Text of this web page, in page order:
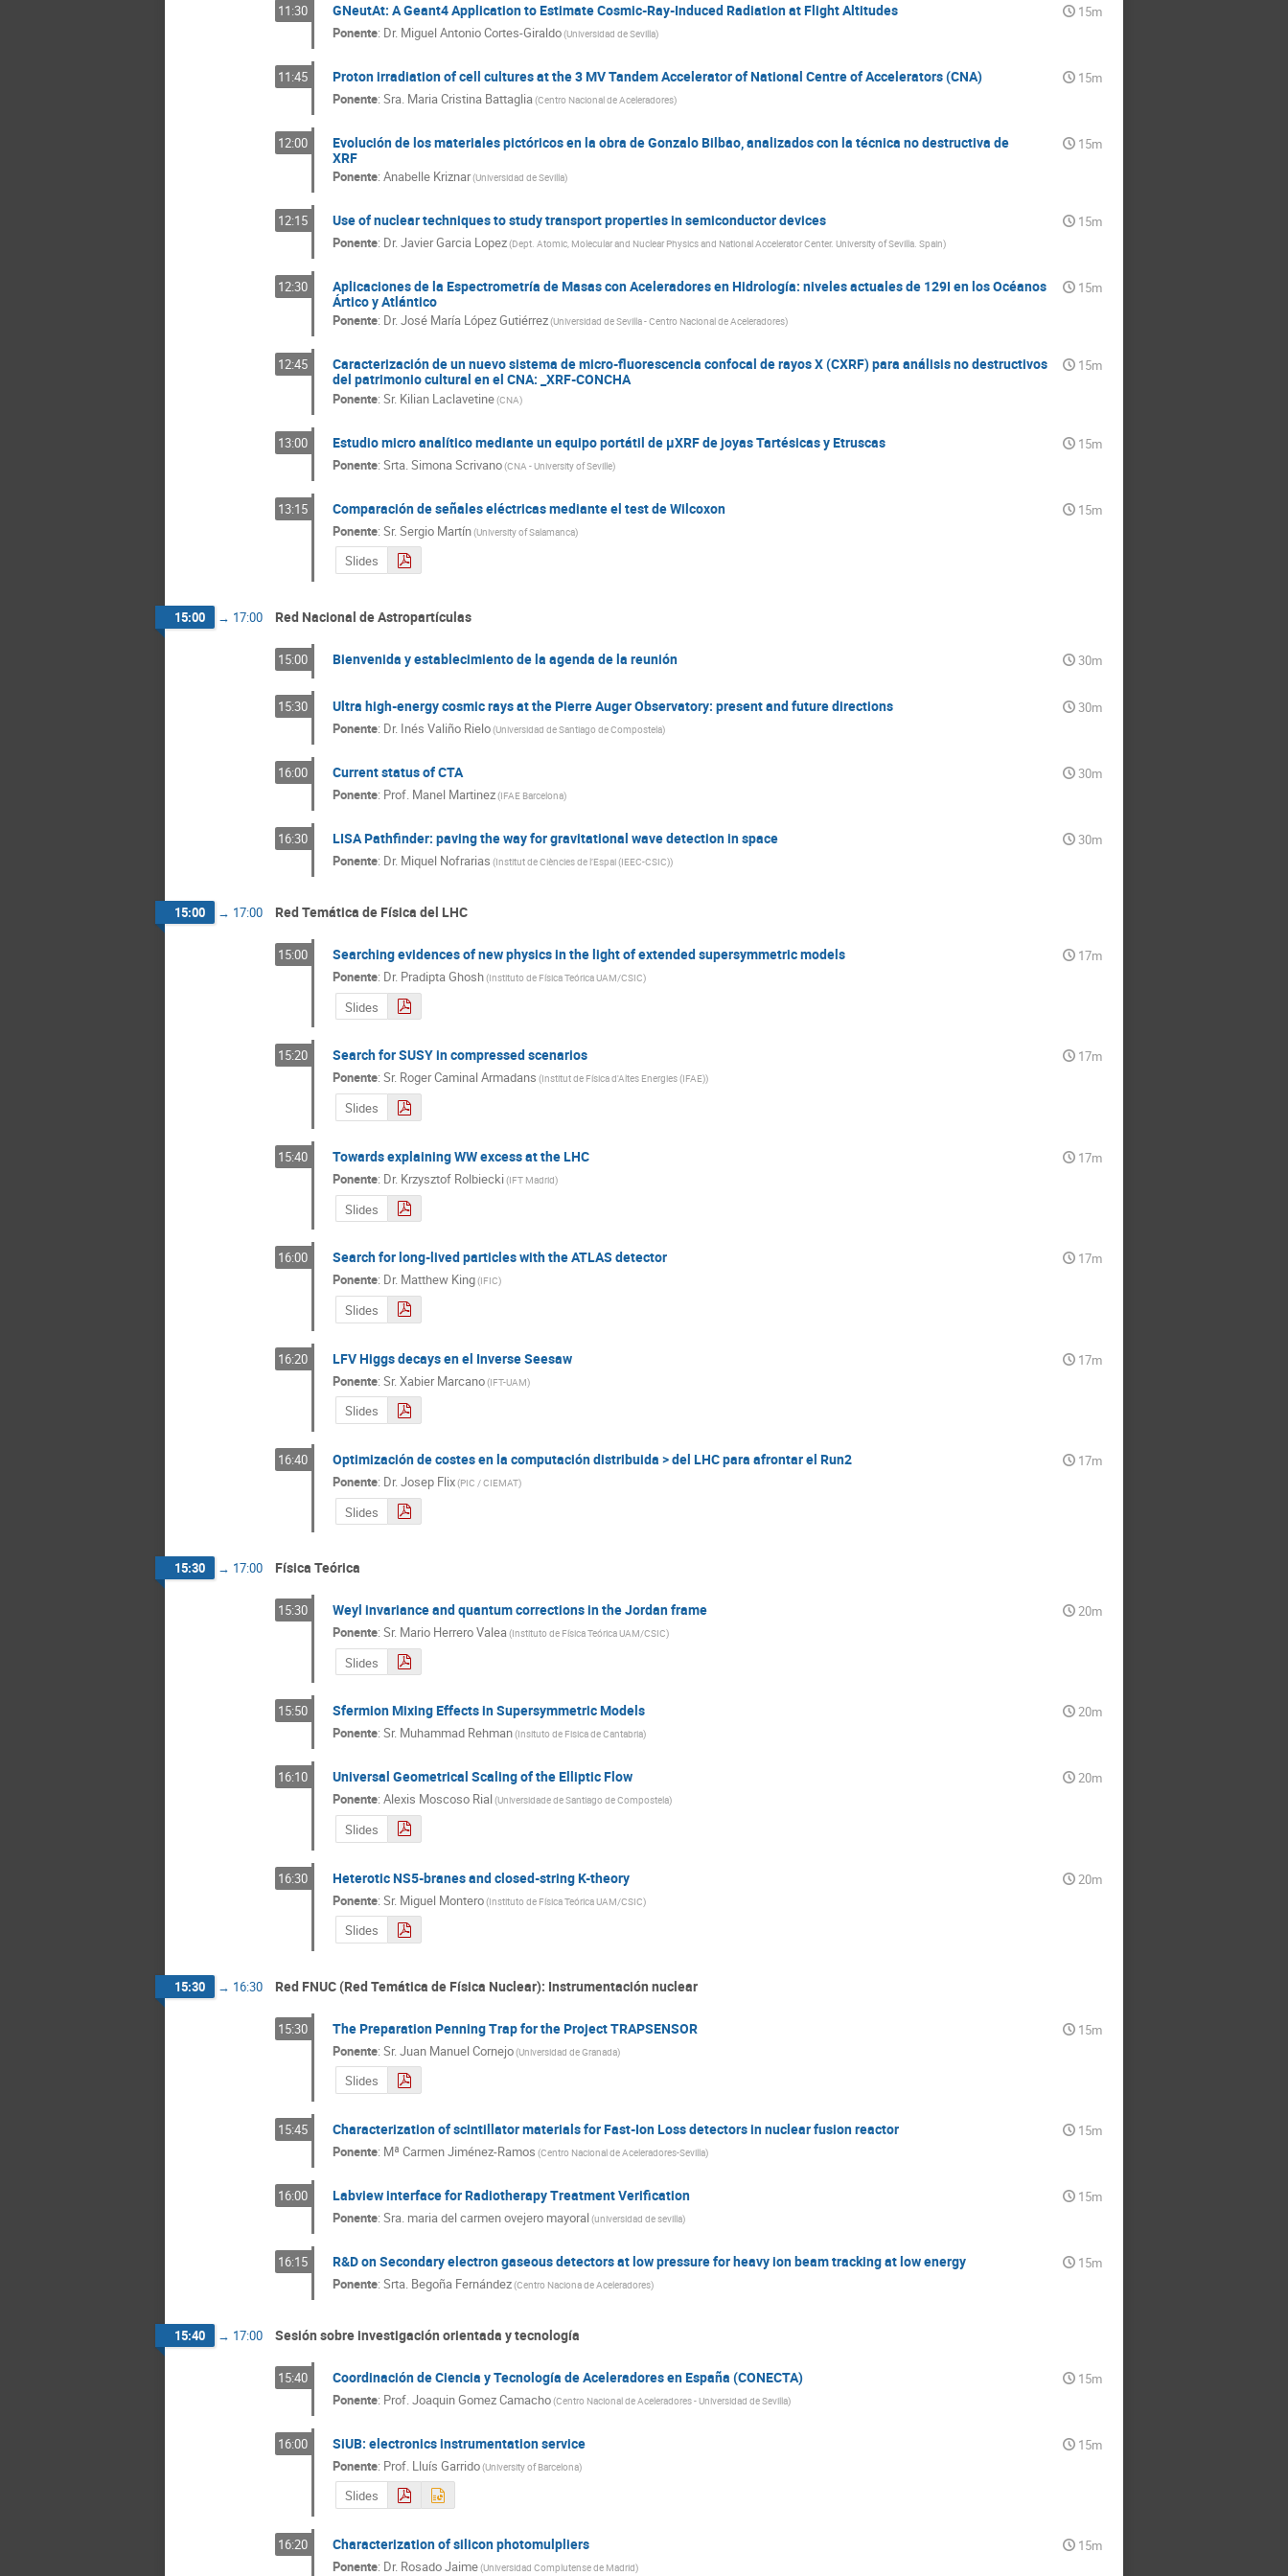
Juan Antonio Fuster Verdu
Juan Ignacio Peruchena Juan Jose Hernandez-Rey
Juan Jose Sanz-Cillero
Juan Manuel Cornejo
Juande Zornoza Justo Martin-Albo
Manel Martinez
Manoel R. Moldes Manuel AGUILAR Manuel Asorey Manuel Garcia-Munoz
Manuel Masip
Manuel Vilches
Manuela Rodriguez-Gallardo MARCOS CERRADA
Marisa Hernando
Marta Anguiano Marta Sabate Gilarte María Isabel Gallardo Fuentes
María José Gracia Vidal
Matthew King
Miguel Ángel Respaldiza
Mikael Rodríguez Chala
Pablo Fernández de Salas
Pablo Jimenez Bonilla Pablo Ortiz Patricia Fernández Martínez
Pedro Ruiz-Femenia
Pradipta Ghosh Pérez Fernández Pedro Rafael Cerezo
Rafael Delgado López
Roger Jose Hernandez Pinto
Salvador Hidalgo Salvatore Bruschetta
Santiago Folgueras
Santiago Gonzalez de la Hoz
Sebastián Pedraza Lopez Sergio Fernandez
Victor Martin Lozano
Virginia Greco Xabier Marcano Xumeu Planells Noguera Youri Koubychine
11:30 GNeutAt: A Geant4 Application to Estimate Cosmic-Ray-Induced Radiation at Flight Altitudes
15m
Ponente: Dr. Miguel Antonio Cortes-Giraldo(Universidad de Sevilla)
11:45 Proton irradiation of cell cultures at the 3 MV Tandem Accelerator of National Centre of Accelerators (CNA)
15m
Ponente: Sra. Maria Cristina Battaglia(Centro Nacional de Aceleradores)
12:00
Evolución de los materiales pictóricos en la obra de Gonzalo Bilbao, analizados con la técnica no destructiva de
XRF
15m
Ponente: Anabelle Kriznar(Universidad de Sevilla)
12:15 Use of nuclear techniques to study transport properties in semiconductor devices
15m
Ponente: Dr.Javier Garcia Lopez(Dept. Atomic, Molecular and Nuclear Physics and National Accelerator Center. University of Sevilla. Spain)
12:30
Aplicaciones de la Espectrometría de Masas con Aceleradores en Hidrología: niveles actuales de 129I en los Océanos
Ártico y Atlántico
15m
Ponente: Dr.José María López Gutiérrez(Universidad de Sevilla - Centro Nacional de Aceleradores)
12:45
Caracterización de un nuevo sistema de micro-fluorescencia confocal de rayos X (CXRF) para análisis no destructivos
del patrimonio cultural en el CNA: _XRF-CONCHA
15m
Ponente: Sr. Kilian Laclavetine(CNA)
13:00 Estudio micro analítico mediante un equipo portátil de µXRF de joyas Tartésicas y Etruscas
15m
Ponente: Srta.Simona Scrivano(CNA - University of Seville)
13:15 Comparación de señales eléctricas mediante el test de Wilcoxon
15m
Ponente: Sr.Sergio Martín(University of Salamanca)
Slides
15:00 → 17:00 Red Nacional de Astropartículas
15:00 Bienvenida y establecimiento de la agenda de la reunión 30m
15:30 Ultra high-energy cosmic rays at the Pierre Auger Observatory: present and future directions
30m
Ponente: Dr. Inés Valiño Rielo(Universidad de Santiago de Compostela)
16:00 Current status of CTA
30m
Ponente: Prof. Manel Martinez(IFAE Barcelona)
16:30 LISA Pathfinder: paving the way for gravitational wave detection in space
30m
Ponente: Dr. Miquel Nofrarias (Institut de Ciències de l’Espai (IEEC-CSIC))
15:00 → 17:00 Red Temática de Física del LHC
15:00 Searching evidences of new physics in the light of extended supersymmetric models
17m
Ponente: Dr. Pradipta Ghosh(Instituto de Física Teórica UAM/CSIC)
Slides
15:20 Search for SUSY in compressed scenarios
17m
Ponente: Sr. Roger Caminal Armadans (Institut de Física d'Altes Energies (IFAE))
Slides
15:40 Towards explaining WW excess at the LHC
17m
Ponente: Dr. Krzysztof Rolbiecki(IFT Madrid)
Slides
16:00 Search for long-lived particles with the ATLAS detector
17m
Ponente: Dr. Matthew King(IFIC)
Slides
16:20 LFV Higgs decays en el Inverse Seesaw
17m
Ponente: Sr. Xabier Marcano(IFT-UAM)
Slides
16:40 Optimización de costes en la computación distribuida > del LHC para afrontar el Run2
17m
Ponente: Dr.Josep Flix(PIC / CIEMAT)
Slides
15:30 → 17:00 Física Teórica
15:30 Weyl invariance and quantum corrections in the Jordan frame
20m
Ponente: Sr. Mario Herrero Valea(Instituto de Física Teórica UAM/CSIC)
Slides
15:50 Sfermion Mixing Effects in Supersymmetric Models
20m
Ponente: Sr. Muhammad Rehman(Insituto de Fisica de Cantabria)
16:10 Universal Geometrical Scaling of the Elliptic Flow
20m
Ponente: Alexis Moscoso Rial(Universidade de Santiago de Compostela)
Slides
16:30 Heterotic NS5-branes and closed-string K-theory
20m
Ponente: Sr. Miguel Montero(Instituto de Física Teórica UAM/CSIC)
Slides
15:30 → 16:30 Red FNUC (Red Temática de Física Nuclear): Instrumentación nuclear
15:30 The Preparation Penning Trap for the Project TRAPSENSOR
15m
Ponente: Sr.Juan Manuel Cornejo(Universidad de Granada)
Slides
15:45 Characterization of scintillator materials for Fast-Ion Loss detectors in nuclear fusion reactor
15m
Ponente: Mª Carmen Jiménez-Ramos (Centro Nacional de Aceleradores-Sevilla)
16:00 Labview interface for Radiotherapy Treatment Verification
15m
Ponente: Sra. maria del carmen ovejero mayoral(universidad de sevilla)
16:15 R&D on Secondary electron gaseous detectors at low pressure for heavy ion beam tracking at low energy
15m
Ponente: Srta. Begoña Fernández(Centro Naciona de Aceleradores)
15:40 → 17:00 Sesión sobre investigación orientada y tecnología
15:40 Coordinación de Ciencia y Tecnología de Aceleradores en España (CONECTA)
15m
Ponente: Prof.Joaquin Gomez Camacho(Centro Nacional de Aceleradores - Universidad de Sevilla)
16:00 SiUB: electronics instrumentation service
15m
Ponente: Prof. Lluís Garrido(University of Barcelona)
Slides
16:20 Characterization of silicon photomulpliers
15m
Ponente: Dr. Rosado Jaime(Universidad Complutense de Madrid)